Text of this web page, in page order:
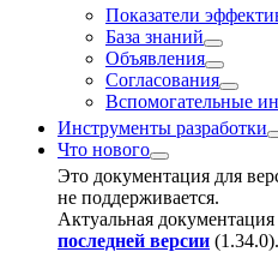
Показатели
База знаний
Объявления
Согласования
Вспомогательные
Инструменты разработки
Что нового
Это документация для
не поддерживается.
Актуальная
последней версии (1.34.0).